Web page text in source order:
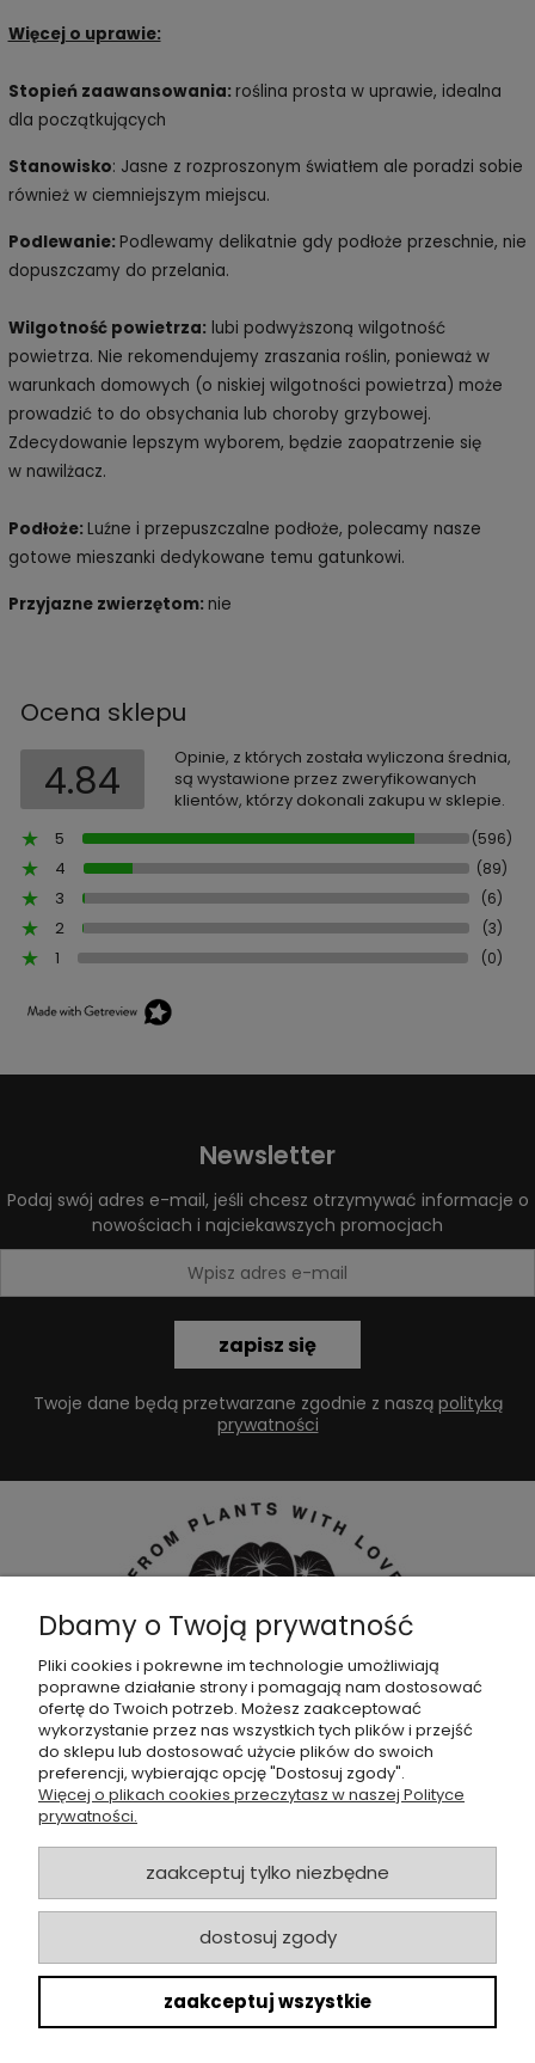
Więcej o uprawie:
Stopień zaawansowania: roślina prosta w uprawie, idealna
dla początkujących
Stanowisko: Jasne z rozproszonym światłem ale poradzi sobie
również w ciemniejszym miejscu.
Podlewanie: Podlewamy delikatnie gdy podłoże przeschnie, nie
dopuszczamy do przelania.
Wilgotność powietrza: lubi podwyższoną wilgotność
powietrza. Nie rekomendujemy zraszania roślin, ponieważ w
warunkach domowych (o niskiej wilgotności powietrza) może
prowadzić to do obsychania lub choroby grzybowej.
Zdecydowanie lepszym wyborem, będzie zaopatrzenie się
w nawilżacz.
Podłoże: Luźne i przepuszczalne podłoże, polecamy nasze
gotowe mieszanki dedykowane temu gatunkowi.
Przyjazne zwierzętom: nie
Ocena sklepu
4.84
Opinie, z których została wyliczona średnia,
są wystawione przez zweryfikowanych
klientów, którzy dokonali zakupu w sklepie.
5
(596)
4 (89)
3 (6)
2 (3)
1 (0)
Newsletter
Podaj swój adres e-mail, jeśli chcesz otrzymywać informacje o
nowościach i najciekawszych promocjach
zapisz się
Twoje dane będą przetwarzane zgodnie z naszą polityką
prywatności
Dołącz do naszejgrupy facebookowej !
POMOC
SKLEP
Dbamy o Twoją prywatność
Pliki cookies i pokrewne im technologie umożliwiają
poprawne działanie strony i pomagają nam dostosować
ofertę do Twoich potrzeb. Możesz zaakceptować
wykorzystanie przez nas wszystkich tych plików i przejść
do sklepu lub dostosować użycie plików do swoich
preferencji, wybierając opcję "Dostosuj zgody".
Więcej o plikach cookies przeczytasz w naszej Polityce
prywatności.
zaakceptuj tylko niezbędne
dostosuj zgody
zaakceptuj wszystkie